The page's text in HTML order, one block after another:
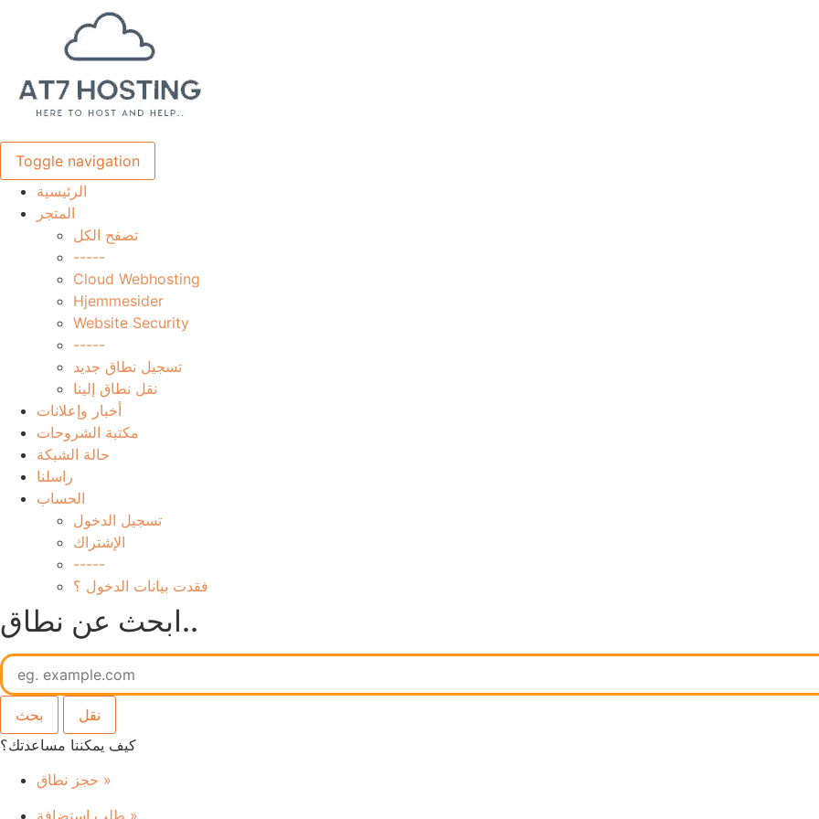
Toggle navigation
الرئيسية
تصفح الكل
-----
Cloud Webhosting
Hjemmesider
Website Security
-----
تسجيل نطاق جديد
نقل نطاق إلينا
أخبار وإعلانات
مكتبة الشروحات
حالة الشبكة
راسلنا
تسجيل الدخول
الإشتراك
-----
فقدت بيانات الدخول ؟
ابحث عن نطاق..
كيف يمكننا مساعدتك؟
»
»